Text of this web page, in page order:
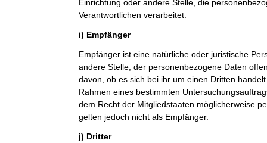
Einrichtung oder andere Stelle, die
Verantwortlichen verarbeitet.
i) Empfänger
Empfänger ist eine natürliche oder juristische
andere Stelle, der personenbezogene Daten
davon, ob es sich bei ihr um einen Dritten
Rahmen eines bestimmten
dem Recht der Mitgliedstaaten möglicherweise
gelten jedoch nicht als Empfänger.
j) Dritter